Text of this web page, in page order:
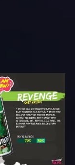
品
有
多
種
款